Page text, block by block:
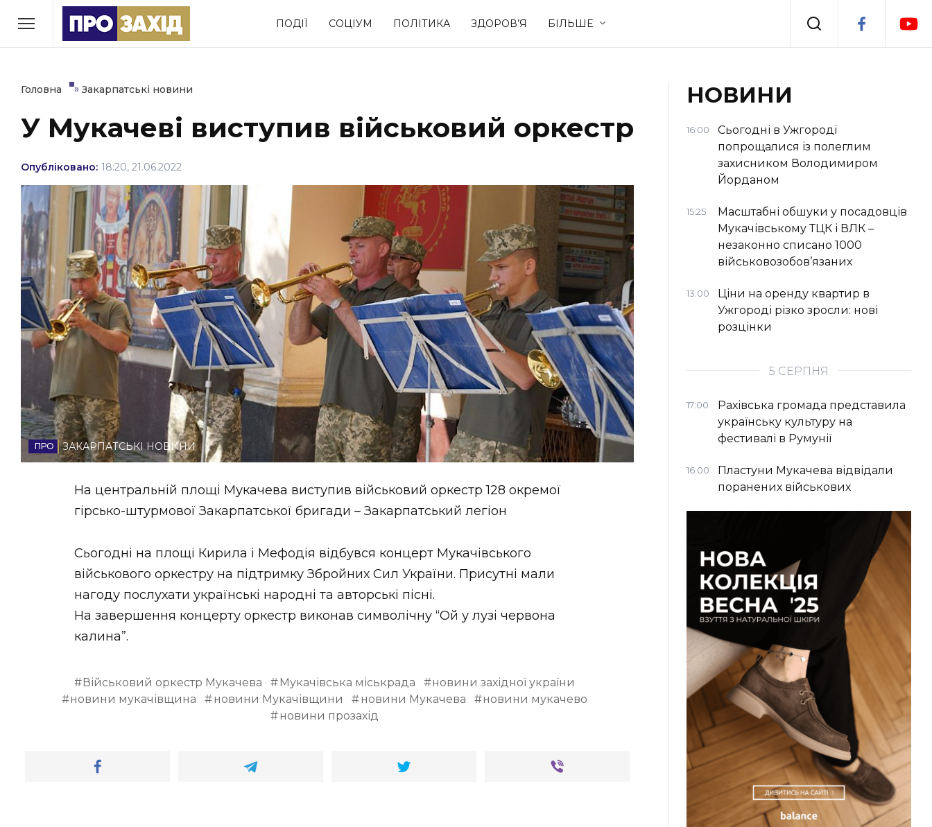
ПОДІЇ СОЦІУМ ПОЛІТИКА ЗДОРОВ’Я БІЛЬШЕ
РУБРИКИ
Економіка Події
Політика Соціум Спорт Стиль життя
(відеоверсія)
ЗАКАРПАТСЬКІ НОВИНИ
НОВИНИ ЗАХІДНОЇ УКРАЇНИ
ФОТО
Головна » Закарпатські новини
У Мукачеві виступив військовий оркестр
Опубліковано: 18:20, 21.06.2022
ЗАКАРПАТСЬКІ НОВИНИ
На центральній площі Мукачева виступив військовий оркестр 128 окремої
гірсько-штурмової Закарпатської бригади – Закарпатський легіон
Сьогодні на площі Кирила і Мефодія відбувся концерт Мукачівського
військового оркестру на підтримку Збройних Сил України. Присутні мали
нагоду послухати українські народні та авторські пісні.
На завершення концерту оркестр виконав символічну “Ой у лузі червона
калина”.
Військовий оркестр Мукачева Мукачівська міськрада
новини західної україни
новини мукачівщина
новини Мукачівщини новини Мукачева
новини мукачево
новини прозахід
НОВИНИ
16:00
Сьогодні в Ужгороді
попрощалися із полеглим
захисником Володимиром
Йорданом
15:25
Масштабні обшуки у посадовців
Мукачівському ТЦК і ВЛК –
незаконно списано 1000
військовозобов’язаних
13:00
Ціни на оренду квартир в
Ужгороді різко зросли: нові
розцінки
5 СЕРПНЯ
17:00
Рахівська громада представила
українську культуру на
фестивалі в Румунії
16:00
Пластуни Мукачева відвідали
поранених військових